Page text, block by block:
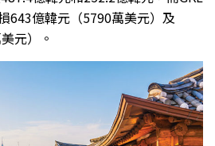
643億韓元（5790萬美元）及
元）。